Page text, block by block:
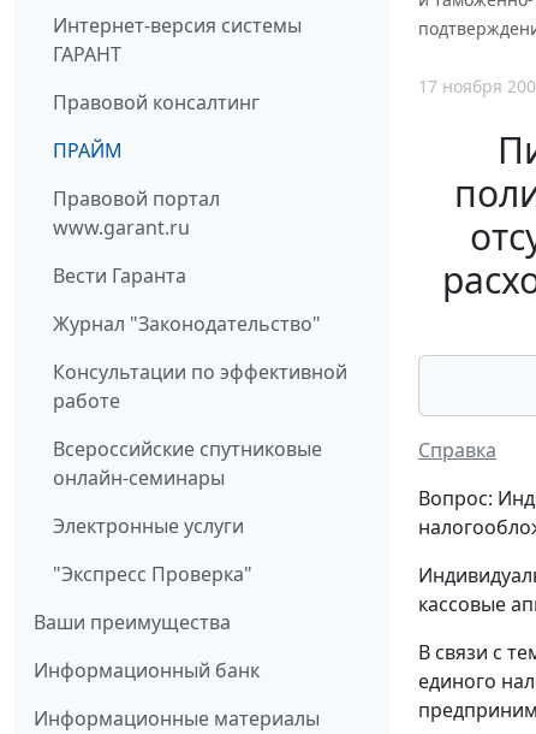
Интернет-версия системы
ГАРАНТ
Правовой консалтинг
ПРАЙМ
Правовой портал
www.garant.ru
Вести Гаранта
Журнал "Законодательство"
Консультации по эффективной
работе
Всероссийские спутниковые
онлайн-семинары
Электронные услуги
"Экспресс Проверка"
Ваши преимущества
Информационный банк
Информационные материалы
17 ноября
Справка
Вопрос:
кассовые
В связи с
единого